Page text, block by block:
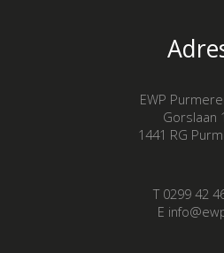
EWP
Gorslaan
1441 RG
T 0299 42
E